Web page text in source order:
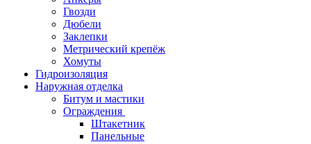
Гвозди
Дюбели
Заклепки
Метрический крепёж
Хомуты
Гидроизоляция
Наружная отделка
Битум и мастики
Ограждения
Штакетник
Панельные